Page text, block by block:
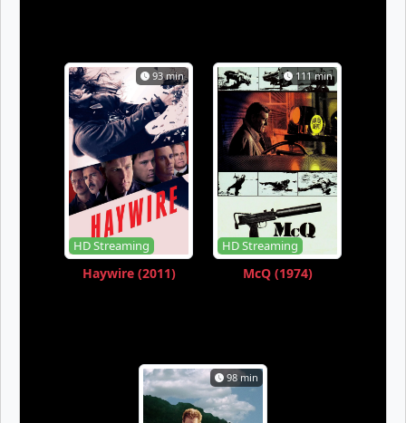
93 min
HD Streaming
Haywire (2011)
111 min
HD Streaming
McQ (1974)
98 min